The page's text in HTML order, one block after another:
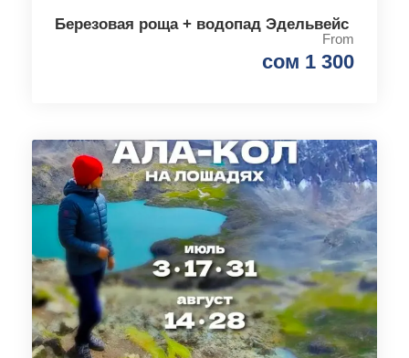
Березовая роща + водопад Эдельвейс
From
сом 1 300